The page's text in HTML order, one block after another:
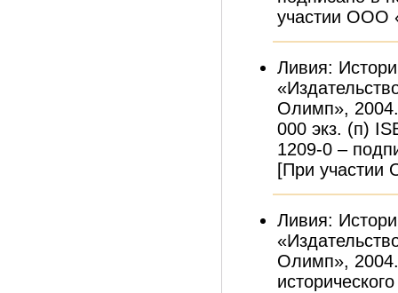
участии ООО
Ливия:
Олимп»,
000 экз. (п)
1209-0 –
[При участии
Ливия:
Олимп»,